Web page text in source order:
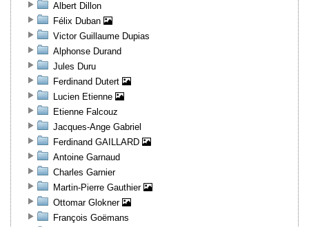
Albert Dillon
Félix Duban
Victor Guillaume Dupias
Alphonse Durand
Jules Duru
Ferdinand Dutert
Lucien Etienne
Etienne Falcouz
Jacques-Ange Gabriel
Ferdinand GAILLARD
Antoine Garnaud
Charles Garnier
Martin-Pierre Gauthier
Ottomar Glokner
François Goëmans